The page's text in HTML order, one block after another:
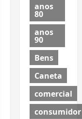
anos
80
anos
90
Bens
Caneta
comercial
consumidor